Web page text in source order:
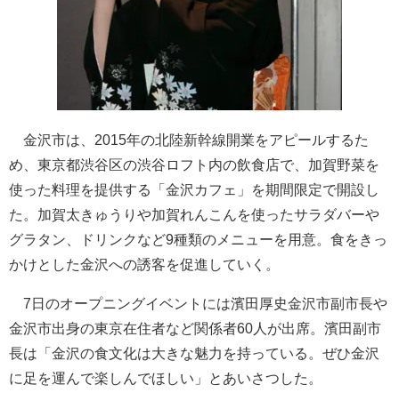
金沢市は、2015年の北陸新幹線開業をアピールするた
め、東京都渋谷区の渋谷ロフト内の飲食店で、加賀野菜を
使った料理を提供する「金沢カフェ」を期間限定で開設し
た。加賀太きゅうりや加賀れんこんを使ったサラダバーや
グラタン、ドリンクなど9種類のメニューを用意。食をきっ
かけとした金沢への誘客を促進していく。
7日のオープニングイベントには濱田厚史金沢市副市長や
金沢市出身の東京在住者など関係者60人が出席。濱田副市
長は「金沢の食文化は大きな魅力を持っている。ぜひ金沢
に足を運んで楽しんでほしい」とあいさつした。